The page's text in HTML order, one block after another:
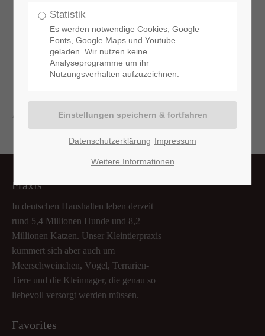
am Wochenende und Feiertag
Aktuell sind keine Termine vorhanden.
Praxis
In deutschen Haushalten leben derzeit
rund 5,4 Millionen Hunde und 8,2
Millionen Katzen. Unser Kleintierpraxis
kümmert sich aber auch um
Meerschweinchen, Vögel, Terrarien-
Tiere und die Kleinnager, die genau so
liebevoll versorgt werden müssen.
Favorites
Statistik
Es werden notwendige Cookies, Google
Fonts, Google Maps und Youtube
geladen. Wir nutzen keine
Analyseprogramme um ihr
Nutzungsverhalten aufzuzeichnen.
Datenschutzerklärung Impressum
Weitere Informationen